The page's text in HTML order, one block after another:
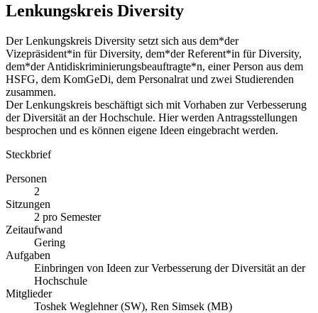
Lenkungskreis Diversity
Der Lenkungskreis Diversity setzt sich aus dem*der
Vizepräsident*in für Diversity, dem*der Referent*in für Diversity,
dem*der Antidiskriminierungsbeauftragte*n, einer Person aus dem
HSFG, dem KomGeDi, dem Personalrat und zwei Studierenden
zusammen.
Der Lenkungskreis beschäftigt sich mit Vorhaben zur Verbesserung
der Diversität an der Hochschule. Hier werden Antragsstellungen
besprochen und es können eigene Ideen eingebracht werden.
Steckbrief
Personen
2
Sitzungen
2 pro Semester
Zeitaufwand
Gering
Aufgaben
Einbringen von Ideen zur Verbesserung der Diversität an der
Hochschule
Mitglieder
Toshek Weglehner (SW), Ren Simsek (MB)